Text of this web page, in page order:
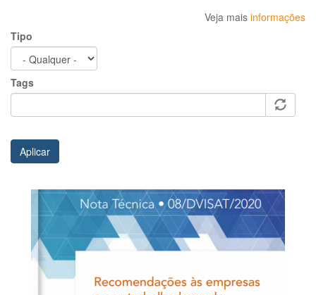
Veja mais informações
Tipo
Tags
Aplicar